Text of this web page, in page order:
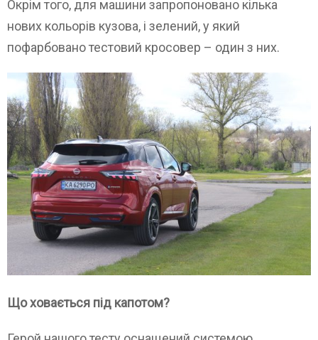
Окрім того, для машини запропоновано кілька
нових кольорів кузова, і зелений, у який
пофарбовано тестовий кросовер – один з них.
Що ховається під капотом?